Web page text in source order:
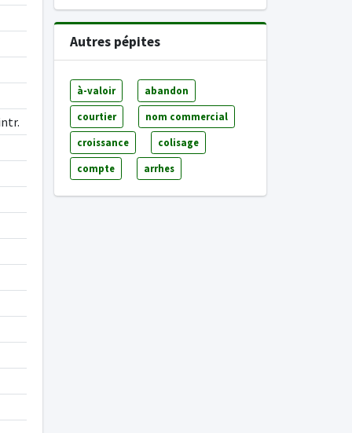
Autres pépites
à-valoir abandon
courtier nom commercial
croissance colisage
compte arrhes